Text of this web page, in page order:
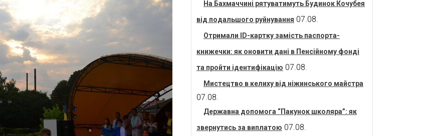
На Бахмаччині рятуватимуть Будинок Кочубея
від подальшого руйнування 07.08.
Отримали ID-картку замість паспорта-
книжечки: як оновити дані в Пенсійному фонді
та пройти ідентифікацію 07.08.
Мистецтво в келиху від ніжинського майстра
07.08.
Державна допомога “Пакунок школяра”: як
звернутись за виплатою 07.08.